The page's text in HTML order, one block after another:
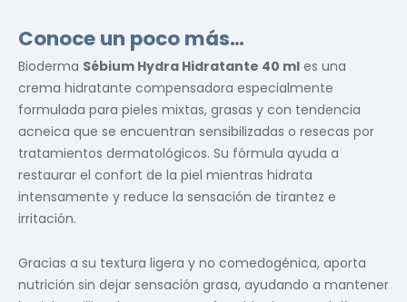
Conoce un poco más…
Bioderma Sébium Hydra Hidratante 40 ml es una
crema hidratante compensadora especialmente
formulada para pieles mixtas, grasas y con tendencia
acneica que se encuentran sensibilizadas o resecas por
tratamientos dermatológicos. Su fórmula ayuda a
restaurar el confort de la piel mientras hidrata
intensamente y reduce la sensación de tirantez e
irritación.
Gracias a su textura ligera y no comedogénica, aporta
nutrición sin dejar sensación grasa, ayudando a mantener